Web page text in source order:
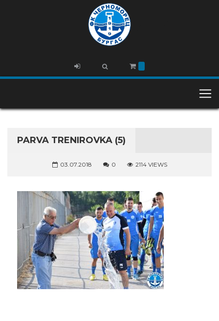
PARVA TRENIROVKA (5)
03.07.2018 0 2114 VIEWS